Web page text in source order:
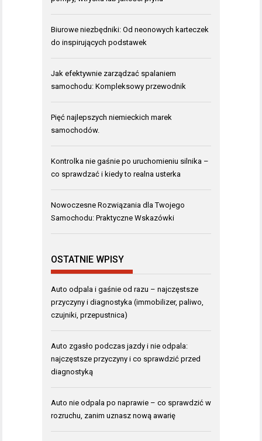
Biurowe niezbędniki: Od neonowych karteczek
do inspirujących podstawek
Jak efektywnie zarządzać spalaniem
samochodu: Kompleksowy przewodnik
Pięć najlepszych niemieckich marek
samochodów.
Kontrolka nie gaśnie po uruchomieniu silnika –
co sprawdzać i kiedy to realna usterka
Nowoczesne Rozwiązania dla Twojego
Samochodu: Praktyczne Wskazówki
OSTATNIE WPISY
Auto odpala i gaśnie od razu – najczęstsze
przyczyny i diagnostyka (immobilizer, paliwo,
czujniki, przepustnica)
Auto zgasło podczas jazdy i nie odpala:
najczęstsze przyczyny i co sprawdzić przed
diagnostyką
Auto nie odpala po naprawie – co sprawdzić w
rozruchu, zanim uznasz nową awarię